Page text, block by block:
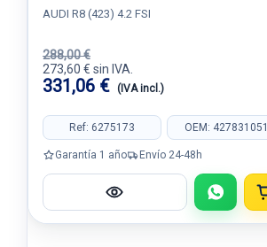
AUDI R8 (423) 4.2 FSI
288,00 €
273,60 € sin IVA.
331,06 € (IVA incl.)
Ref: 6275173 OEM: 427831051
Garantía 1 año Envío 24-48h